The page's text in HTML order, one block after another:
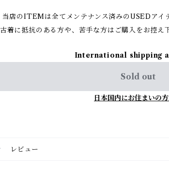
店のITEMは全てメンテナンス済みのUSEDアイ
着に抵抗のある方や、苦手な方はご購入をお控え
International shipping
Sold out
日本国内にお住まいの
レビュー